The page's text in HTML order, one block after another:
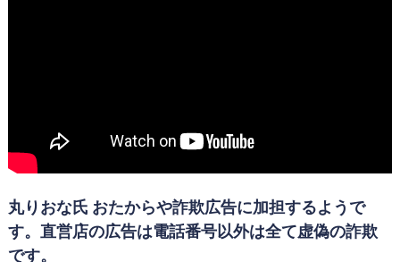
丸りおな氏 おたからや詐欺広告に加担するようで
す。直営店の広告は電話番号以外は全て虚偽の詐欺
です。